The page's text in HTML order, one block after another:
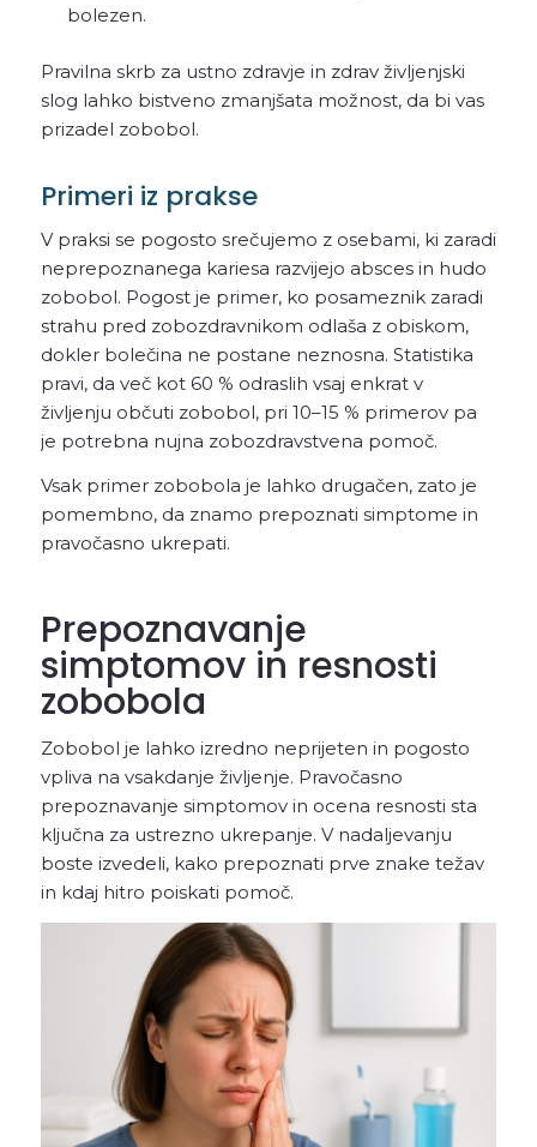
bolezen.
Pravilna skrb za ustno zdravje in zdrav življenjski
slog lahko bistveno zmanjšata možnost, da bi vas
prizadel zobobol.
Primeri iz prakse
V praksi se pogosto srečujemo z osebami, ki zaradi
neprepoznanega kariesa razvijejo absces in hudo
zobobol. Pogost je primer, ko posameznik zaradi
strahu pred zobozdravnikom odlaša z obiskom,
dokler bolečina ne postane neznosna. Statistika
pravi, da več kot 60 % odraslih vsaj enkrat v
življenju občuti zobobol, pri 10–15 % primerov pa
je potrebna nujna zobozdravstvena pomoč.
Vsak primer zobobola je lahko drugačen, zato je
pomembno, da znamo prepoznati simptome in
pravočasno ukrepati.
Prepoznavanje
simptomov in resnosti
zobobola
Zobobol je lahko izredno neprijeten in pogosto
vpliva na vsakdanje življenje. Pravočasno
prepoznavanje simptomov in ocena resnosti sta
ključna za ustrezno ukrepanje. V nadaljevanju
boste izvedeli, kako prepoznati prve znake težav
in kdaj hitro poiskati pomoč.